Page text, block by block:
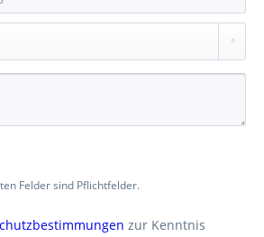
Felder sind Pflichtfelder.
zur Kenntnis